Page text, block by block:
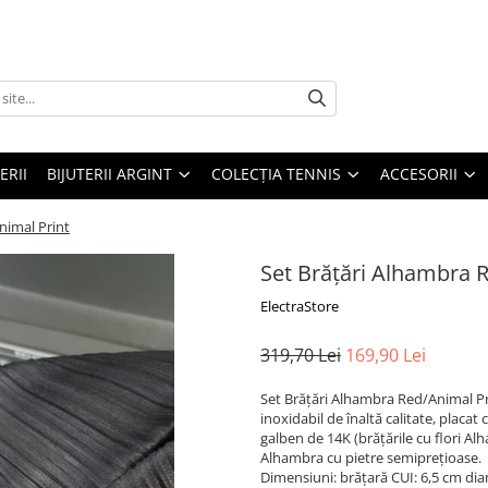
BIJUTERII ARGINT COLECȚIA TENNIS ACCESORII
Print
Set Brățări Alhambra
ElectraStore
319,70 Lei 169,90 Lei
Set Brățări Alhambra Red/Animal
inoxidabil de înaltă calitate, placat
galben de 14K (brățările cu flori
Alhambra cu pietre semiprețioase.
Dimensiuni: brățară CUI: 6,5 cm